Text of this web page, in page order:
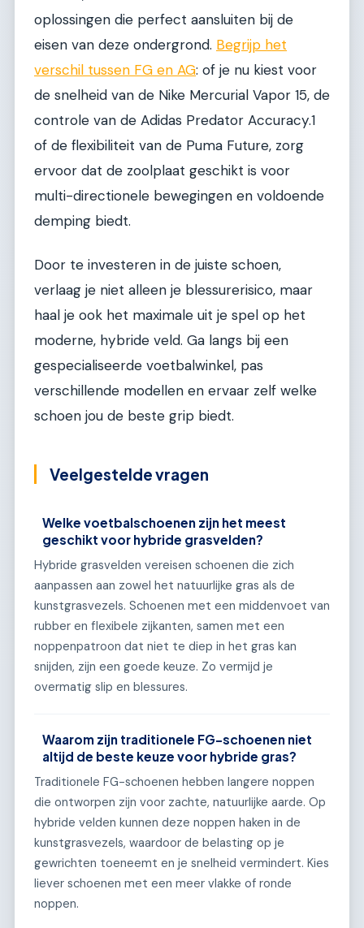
oplossingen die perfect aansluiten bij de
eisen van deze ondergrond. Begrijp het
verschil tussen FG en AG: of je nu kiest voor
de snelheid van de Nike Mercurial Vapor 15, de
controle van de Adidas Predator Accuracy.1
of de flexibiliteit van de Puma Future, zorg
ervoor dat de zoolplaat geschikt is voor
multi-directionele bewegingen en voldoende
demping biedt.
Door te investeren in de juiste schoen,
verlaag je niet alleen je blessurerisico, maar
haal je ook het maximale uit je spel op het
moderne, hybride veld. Ga langs bij een
gespecialiseerde voetbalwinkel, pas
verschillende modellen en ervaar zelf welke
schoen jou de beste grip biedt.
Veelgestelde vragen
Welke voetbalschoenen zijn het meest
geschikt voor hybride grasvelden?
Hybride grasvelden vereisen schoenen die zich
aanpassen aan zowel het natuurlijke gras als de
kunstgrasvezels. Schoenen met een middenvoet van
rubber en flexibele zijkanten, samen met een
noppenpatroon dat niet te diep in het gras kan
snijden, zijn een goede keuze. Zo vermijd je
overmatig slip en blessures.
Waarom zijn traditionele FG-schoenen niet
altijd de beste keuze voor hybride gras?
Traditionele FG-schoenen hebben langere noppen
die ontworpen zijn voor zachte, natuurlijke aarde. Op
hybride velden kunnen deze noppen haken in de
kunstgrasvezels, waardoor de belasting op je
gewrichten toeneemt en je snelheid vermindert. Kies
liever schoenen met een meer vlakke of ronde
noppen.